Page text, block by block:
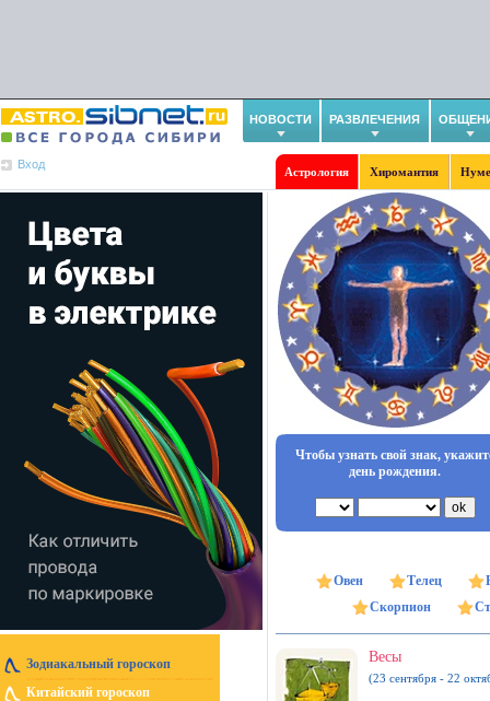
НОВОСТИ РАЗВЛЕЧЕНИЯ
Вход
Астрология Хиромантия
Зодиакальный гороскоп
Китайский гороскоп
Чтобы узнать свой знак,
день рождения.
Овен Телец
Скорпион
Весы
(23 сентября - 22